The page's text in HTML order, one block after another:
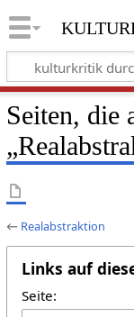
Seiten, die
← Realabstraktion
Links auf
Seite: